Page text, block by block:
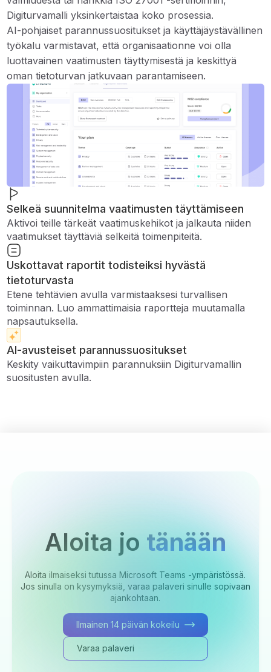
Digiturvamalli yksinkertaistaa koko prosessia.
AI-pohjaiset parannussuositukset ja käyttäjäystävällinen
työkalu varmistavat, että organisaationne voi olla
luottavainen vaatimusten täyttymisestä ja keskittyä
oman tietoturvan jatkuvaan parantamiseen.
Selkeä suunnitelma vaatimusten täyttämiseen
Aktivoi teille tärkeät vaatimuskehikot ja jalkauta niiden
vaatimukset täyttäviä selkeitä toimenpiteitä.
Uskottavat raportit todisteiksi hyvästä
tietoturvasta
Etene tehtävien avulla varmistaaksesi turvallisen
toiminnan. Luo ammattimaisia ​​raportteja muutamalla
napsautuksella.
AI-avusteiset parannussuositukset
Keskity vaikuttavimpiin parannuksiin Digiturvamallin
suositusten avulla.
Aloita jo tänään
Aloita ilmaiseksi tutussa Microsoft Teams -ympäristössä.
Jos sinulla on kysymyksiä, varaa palaveri sinulle sopivaan
ajankohtaan.
Ilmainen 14 päivän kokeilu
Varaa palaveri